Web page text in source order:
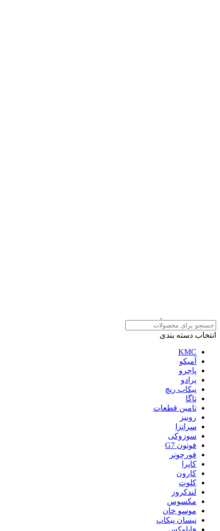
انتخاب دسته بندی
KMC
آمیکو
پاجرو
پرادو
پیکاپ ریچ
تاگا
تامین قطعات
رونیز
سرانزا
سوزوکی
فوتون G7
فورچونر
کاپرا
کارون
کلوت
لندکروز
مکسوس
موسو خان
نیسان پیکاپ